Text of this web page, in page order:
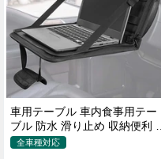
車用テーブル 車内食事用テー
ブル 防水 滑り止め 収納便利 多
機能ラップトップバッグ
全車種対応